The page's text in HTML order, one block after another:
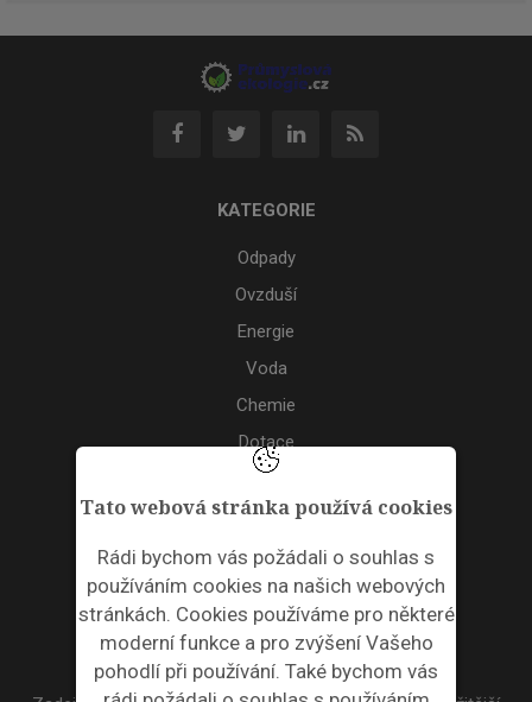
Tato webová stránka používá cookies
Rádi bychom vás požádali o souhlas s
používáním cookies na našich webových
stránkách. Cookies používáme pro některé
moderní funkce a pro zvýšení Vašeho
pohodlí při používání. Také bychom vás
KATEGORIE
Odpady
Ovzduší
Energie
Voda
Chemie
Dotace
Akce
ODPADNÍ PLASTY
NEWSLETTER